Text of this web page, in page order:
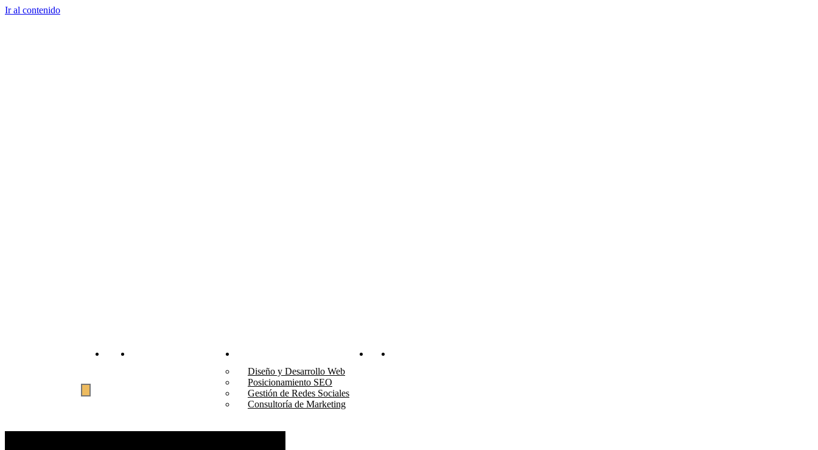
Ir al contenido
Inicio MCáceres Consulting
Diseño y Desarrollo Web
Posicionamiento SEO
Gestión de Redes Sociales
Consultoría de Marketing
Blog